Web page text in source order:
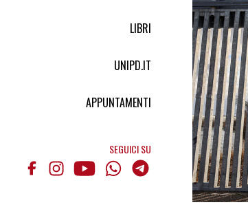
LIBRI
UNIPD.IT
APPUNTAMENTI
SEGUICI SU